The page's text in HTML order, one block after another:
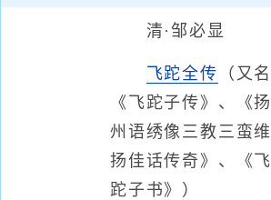
清·邹必显
飞跎全传 （又名
《飞跎子传》、《扬
州语绣像三教三蛮维
扬佳话传奇》、《飞
跎子书》）